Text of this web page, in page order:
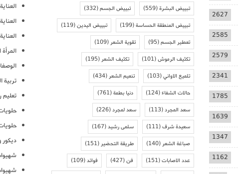
2627
2585
2579
2341
1785
1639
1347
1162
تبييض البشرة(559) تبييض الجسم(332)
تبييض المنطقة الحساسة(199) تبييض اليدين(119)
تعطير الجسم(95) تقوية الشعر(109)
تكثيف الرموش(101) تكثيف الشعر(195)
تلميع الاواني(103) تنعيم الشعر(434)
حالات الشفاء(124) دنيا بطمة(761)
سعد المجرد(113) سعد لمجرد(226)
سعيدة شرف(111) سلمى رشيد(167)
صباغة الشعر(140) طريقة التحضير(151)
عدد الاصابات(151) فن(427) فوائد(109)
تربية